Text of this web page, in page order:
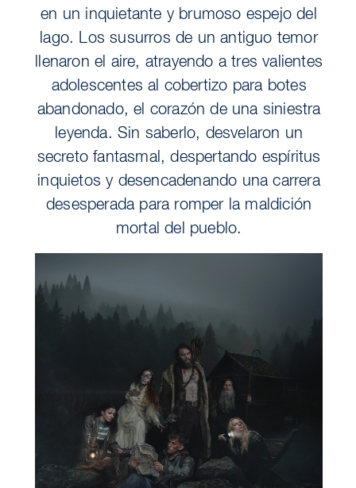
en un inquietante y brumoso espejo del
lago. Los susurros de un antiguo temor
llenaron el aire, atrayendo a tres valientes
adolescentes al cobertizo para botes
abandonado, el corazón de una siniestra
leyenda. Sin saberlo, desvelaron un
secreto fantasmal, despertando espíritus
inquietos y desencadenando una carrera
desesperada para romper la maldición
mortal del pueblo.